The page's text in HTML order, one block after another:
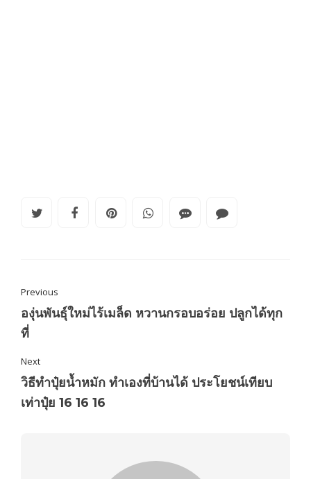
Previous
องุ่นพันธุ์ใหม่ไร้เมล็ด หวานกรอบอร่อย ปลูกได้ทุก
ที่
Next
วิธีทำปุ๋ยน้ำหมัก ทำเองที่บ้านได้ ประโยชน์เทียบ
เท่าปุ๋ย 16 16 16